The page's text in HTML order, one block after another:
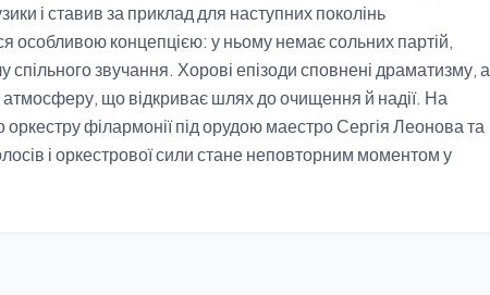
і ставив за приклад для наступних поколінь
особливою концепцією: у ньому немає сольних партій,
спільного звучання. Хорові епізоди сповнені драматизму, а
що відкриває шлях до очищення й надії. На
філармонії під орудою маестро Сергія Леонова та
і оркестрової сили стане неповторним моментом у